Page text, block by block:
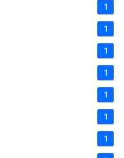
1
1
1
1
1
1
1